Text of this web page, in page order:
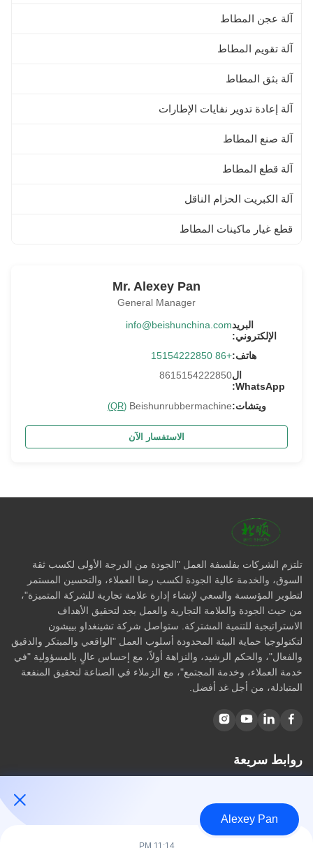
آلة عجن المطاط
آلة تقويم المطاط
آلة بثق المطاط
آلة إعادة تدوير نفايات الإطارات
آلة صنع المطاط
آلة قطع المطاط
آلة الكبريت الحزام الناقل
قطع غيار ماكينات المطاط
Mr. Alexey Pan
General Manager
البريد
الإلكتروني:
info@beishunchina.com
هاتف:+86 15154222850
ال
WhatsApp:
8615154222850
ويتشات:Beishunrubbermachine
(QR)
الاستفسار الآن
تلتزم الشركات بفلسفة العمل "الجودة من الدرجة الأولى لكسب ثقة
السوق، والخدمة عالية الجودة لكسب رضا العملاء، والتحسين المستمر
لتطوير المؤسسة والسعي لإنشاء إدارة علامة تجارية للشركة المتميزة"،
من حيث الجودة والعلامة التجارية والعمل بجد لتحقيق الأهداف
الاستراتيجية للتنمية المشتركة. ستواصل شركة تشينغداو بييشون
لتكنولوجيا حماية البيئة المحدودة أسلوب العمل "الواقعي والمبتكر والدقيق
والفعال"، والحكم الرشيد، والنزاهة أولاً، مع إحساس عالٍ بالمسؤولية "في
خدمة العملاء، وخدمة المجتمع"، مع الزملاء في الصناعة لتحقيق المنفعة
المتبادلة، من أجل غد أفضل.
روابط سريعة
معلومات عنا
المنتجات
اتصل بنا
Alexey Pan
11:14 PM